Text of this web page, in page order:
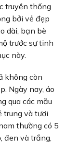
truyền thống
bởi vẻ đẹp
dài, bạn bè
trước sự tinh
này.
không còn
Ngày nay, áo
qua các mẫu
trung và tươi
thường có 5
đen và trắng,